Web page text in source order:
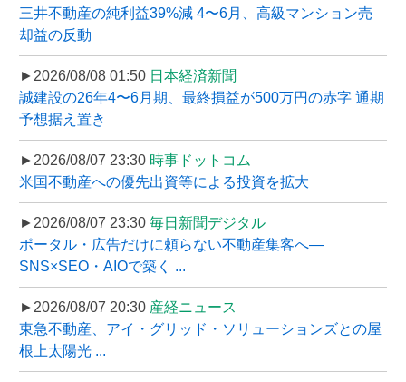
三井不動産の純利益39%減 4〜6月、高級マンション売
却益の反動
►2026/08/08 01:50 日本経済新聞
誠建設の26年4〜6月期、最終損益が500万円の赤字 通期
予想据え置き
►2026/08/07 23:30 時事ドットコム
米国不動産への優先出資等による投資を拡大
►2026/08/07 23:30 毎日新聞デジタル
ポータル・広告だけに頼らない不動産集客へ―
SNS×SEO・AIOで築く ...
►2026/08/07 20:30 産経ニュース
東急不動産、アイ・グリッド・ソリューションズとの屋
根上太陽光 ...